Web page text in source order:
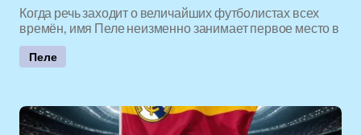
Когда речь заходит о величайших футболистах всех
времён, имя Пеле неизменно занимает первое место в
Пеле